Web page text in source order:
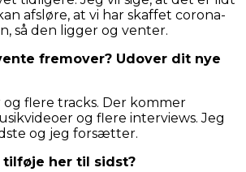
afsløre, at vi har skaffet corona-
så den ligger og venter.
fremover? Udover dit nye
og flere tracks. Der kommer
og flere interviews. Jeg
og jeg forsætter.
tilføje her til sidst?